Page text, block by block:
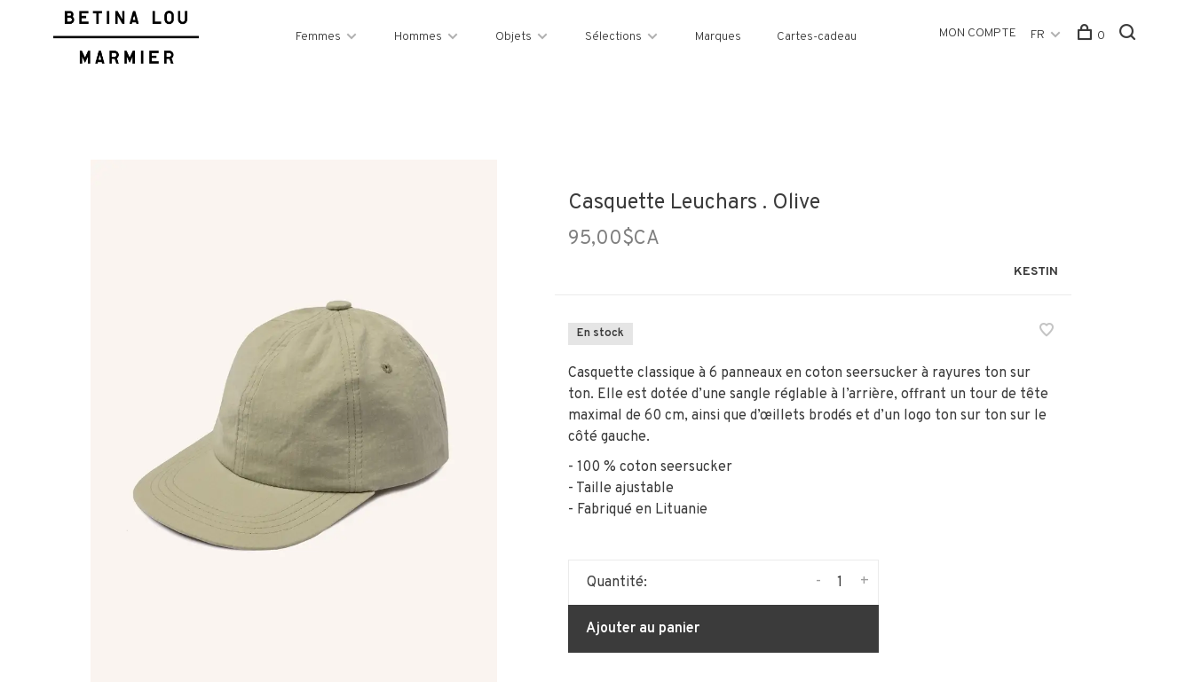
Femmes Hommes Objets Sélections Marques Cartes-cadeau MON COMPTE FR 0
Casquette Leuchars . Olive
95,00$CA
KESTIN
En stock
Casquette classique à 6 panneaux en coton seersucker à rayures ton sur
ton. Elle est dotée d’une sangle réglable à l’arrière, offrant un tour de tête
maximal de 60 cm, ainsi que d’œillets brodés et d’un logo ton sur ton sur le
côté gauche.
- 100 % coton seersucker
- Taille ajustable
- Fabriqué en Lituanie
Quantité: +
-
Ajouter au panier